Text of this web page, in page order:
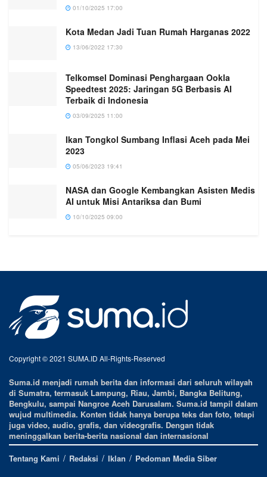
01/10/2025 17:00
Kota Medan Jadi Tuan Rumah Harganas 2022
13/06/2022 17:30
Telkomsel Dominasi Penghargaan Ookla
Speedtest 2025: Jaringan 5G Berbasis AI
Terbaik di Indonesia
03/09/2025 11:00
Ikan Tongkol Sumbang Inflasi Aceh pada Mei
2023
05/06/2023 19:41
NASA dan Google Kembangkan Asisten Medis
AI untuk Misi Antariksa dan Bumi
10/10/2025 09:00
Copyright © 2021 SUMA.ID All-Rights-Reserved
Suma.id menjadi rumah berita dan informasi dari seluruh wilayah
di Sumatra, termasuk Lampung, Riau, Jambi, Bangka Belitung,
Bengkulu, sampai Nangroe Aceh Darusalam. Suma.id tampil dalam
wujud multimedia. Konten tidak hanya berupa teks dan foto, tetapi
juga video, audio, grafis, dan videografis. Dengan tidak
meninggalkan berita-berita nasional dan internasional
Tentang Kami
Redaksi Iklan Pedoman Media Siber